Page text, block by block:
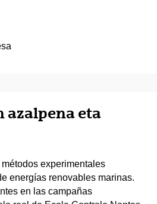
azalpena eta
experimentales
energías renovables marinas.
en las campañas